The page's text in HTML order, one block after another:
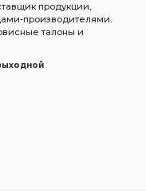
продукции,
производителями.
талоны и